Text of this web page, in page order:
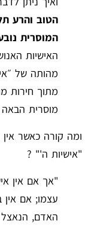
הטוב והרע
המוסרית
האישיות
מהותה של
מתוך חירות
מוסרית הבאה
ומה קורה כאשר
"אישיות ה'" ?
"אך אם אין
עצמו; אם
האדם, הנאצל